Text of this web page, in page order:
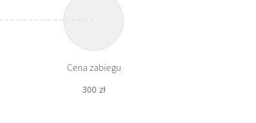
Cena zabiegu
300 zł